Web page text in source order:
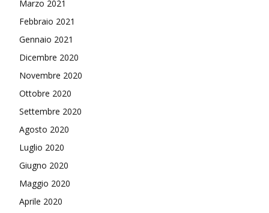
Marzo 2021
Febbraio 2021
Gennaio 2021
Dicembre 2020
Novembre 2020
Ottobre 2020
Settembre 2020
Agosto 2020
Luglio 2020
Giugno 2020
Maggio 2020
Aprile 2020